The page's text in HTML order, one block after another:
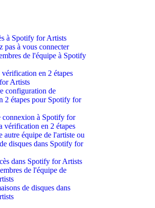
à Spotify for Artists
pas à vous connecter
de l'équipe à Spotify
en 2 étapes
Artists
configuration de
2 étapes pour Spotify for
connexion à Spotify for
vérification en 2 étapes
autre équipe de l'artiste ou
disques dans Spotify for
dans Spotify for Artists
de l'équipe de
de disques dans